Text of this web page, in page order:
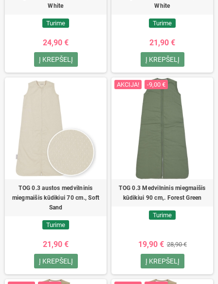
White
Turime
24,90 €
Į KREPŠELĮ
White
Turime
21,90 €
Į KREPŠELĮ
TOG 0.3 austos medvilninis
miegmaišis kūdikiui 70 cm., Soft
Sand
Turime
21,90 €
Į KREPŠELĮ
AKCIJA! -9,00 €
TOG 0.3 Medvilninis miegmaišis
kūdikiui 90 cm,. Forest Green
Turime
19,90 € 28,90 €
Į KREPŠELĮ